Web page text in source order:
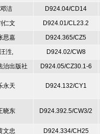
邓洁 D924.04/CD14
仁文 D924.01/CL23.2
思嘉 D924.365/CZ5
汪泩, D924.02/CW8
治出版社 D924.05/CZ30.1-6
永天 D924.132/CY1
晓东 D924.392.5/CW3/2
文忠 D924.334/CH25